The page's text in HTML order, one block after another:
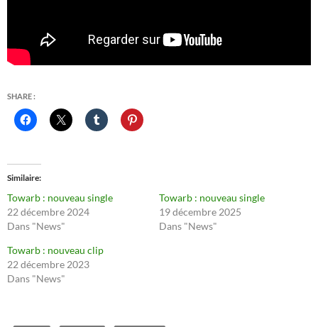
SHARE :
Similaire
Towarb : nouveau single
22 décembre 2024
Dans "News"
Towarb : nouveau single
19 décembre 2025
Dans "News"
Towarb : nouveau clip
22 décembre 2023
Dans "News"